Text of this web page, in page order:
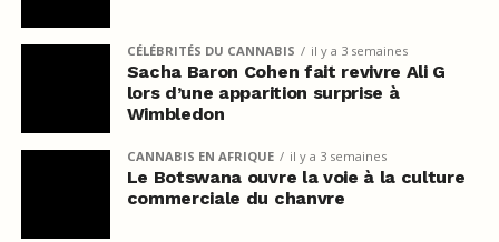
CÉLÉBRITÉS DU CANNABIS il y a 3 semaines
Sacha Baron Cohen fait revivre Ali G
lors d’une apparition surprise à
Wimbledon
CANNABIS EN AFRIQUE il y a 3 semaines
Le Botswana ouvre la voie à la culture
commerciale du chanvre